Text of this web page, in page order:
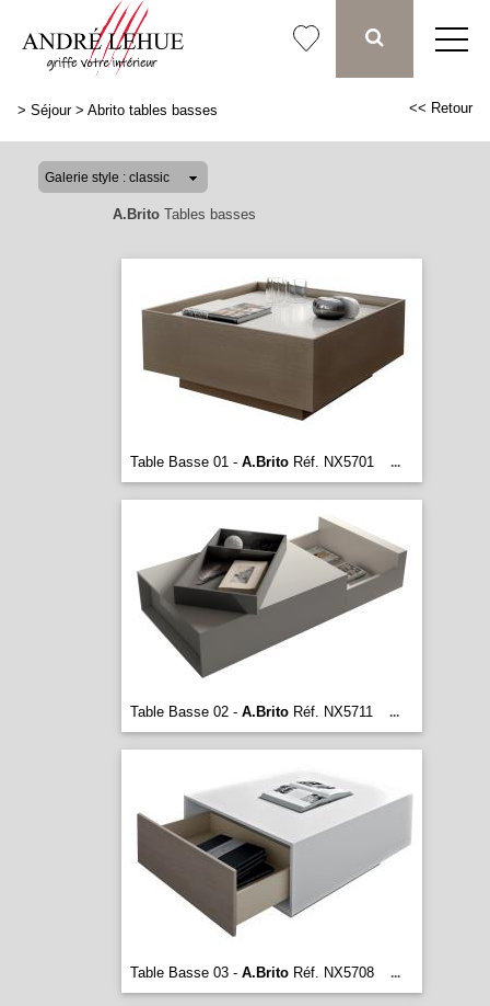
> Séjour> Abrito tables basses << Retour
A.BritoTables basses
Table Basse 01 - A.BritoRéf. NX5701 ...
Table Basse 02 - A.BritoRéf. NX5711 ...
Table Basse 03 - A.BritoRéf. NX5708 ...